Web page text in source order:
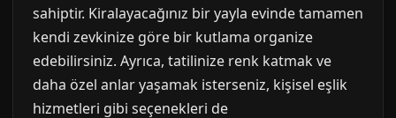
sahiptir. Kiralayacağınız bir yayla evinde tamamen
kendi zevkinize göre bir kutlama organize
edebilirsiniz. Ayrıca, tatilinize renk katmak ve
daha özel anlar yaşamak isterseniz, kişisel eşlik
hizmetleri gibi seçenekleri de